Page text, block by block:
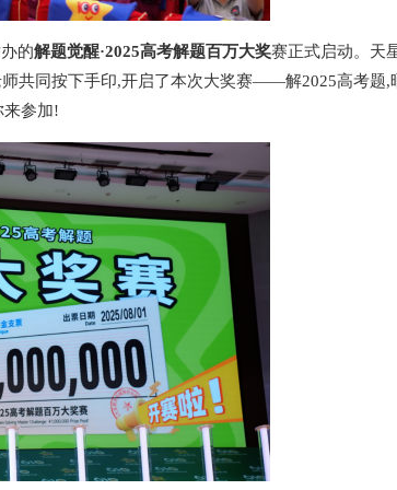
的解题觉醒·2025高考解题百万大奖赛正式启动。天
共同按下手印,开启了本次大奖赛——解2025高考题,
来参加!